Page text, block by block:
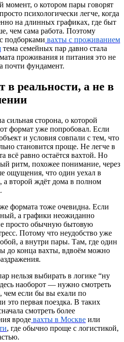
о котором пары говорят
психологически легче, когда
на длинных графиках, где быт
чем сама работа. Поэтому
подборками вахты с проживанием
тема семейных пар давно стала
проживания и питания это не
почти фундамент.
в реальности, а не в
сильная сторона, о которой
формат уже попробовал. Если
и условия совпали с тем, что
становится проще. Не легче в
всё равно остаётся вахтой. Но
ритм, похожее понимание, через
ощущения, что один уехал в
второй ждёт дома в полном
формата тоже очевидна. Если
а графики неожиданно
просто обычную бытовую
Потому что неудобство уже
а внутри пары. Там, где один
до конца вахты, вдвоём можно
нельзя выбирать в логике “ну
наоборот — нужно смотреть
чем если бы вы ехали по
это первая поездка. В таких
смотреть более
вроде вахты в Москве или
, где обычно проще с логистикой,